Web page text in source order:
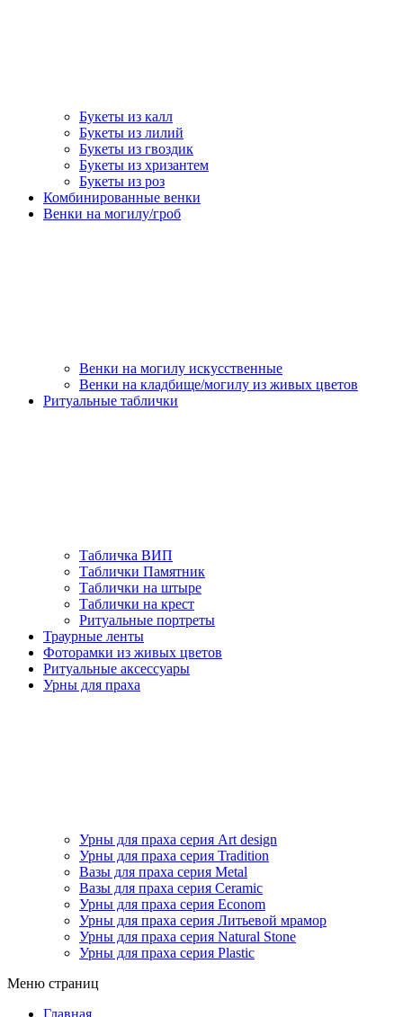
Букеты из калл
Букеты из лилий
Букеты из гвоздик
Букеты из хризантем
Букеты из роз
Комбинированные венки
Венки на могилу/гроб
Венки на могилу искусственные
Венки на кладбище/могилу из живых цветов
Ритуальные таблички
Табличка ВИП
Таблички Памятник
Таблички на штыре
Таблички на крест
Ритуальные портреты
Траурные ленты
Фоторамки из живых цветов
Ритуальные аксессуары
Урны для праха
Урны для праха серия Art design
Урны для праха серия Tradition
Вазы для праха серия Metal
Вазы для праха серия Ceramic
Урны для праха серия Econom
Урны для праха серия Литьевой мрамор
Урны для праха серия Natural Stone
Урны для праха серия Plastic
Меню страниц
Главная